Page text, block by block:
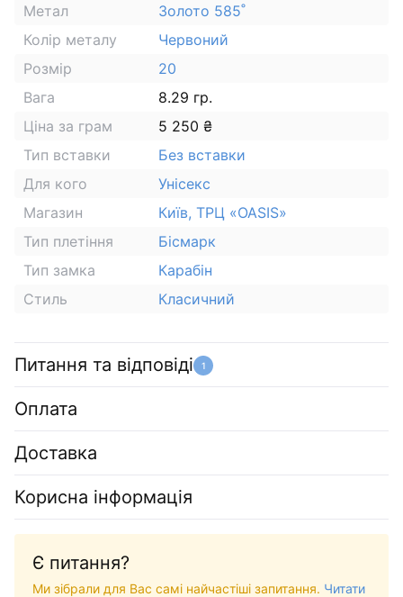
Метал
Золото 585˚
Колір металу
Червоний
Розмір
20
Вага
8.29 гр.
Ціна за грам
5 250 ₴
Тип вставки
Без вставки
Для кого
Унісекс
Магазин
Київ, ТРЦ «OASIS»
Тип плетіння
Бісмарк
Тип замка
Карабін
Стиль
Класичний
Питання та відповіді 1
Оплата
Доставка
Корисна інформація
Є питання?
Ми зібрали для Вас самі найчастіші запитання. Читати